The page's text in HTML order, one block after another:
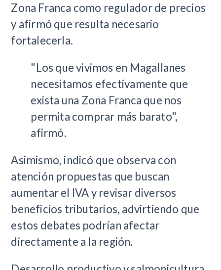
Zona Franca como regulador de precios
y afirmó que resulta necesario
fortalecerla.
"Los que vivimos en Magallanes
necesitamos efectivamente que
exista una Zona Franca que nos
permita comprar más barato",
afirmó.
Asimismo, indicó que observa con
atención propuestas que buscan
aumentar el IVA y revisar diversos
beneficios tributarios, advirtiendo que
estos debates podrían afectar
directamente a la región.